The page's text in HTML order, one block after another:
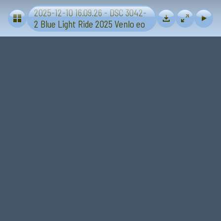
Blue Light Ride 2025 - Sevenum-Venlo
2025-12-10 16.09.26 - DSC 3042-
2 Blue Light Ride 2025 Venlo eo